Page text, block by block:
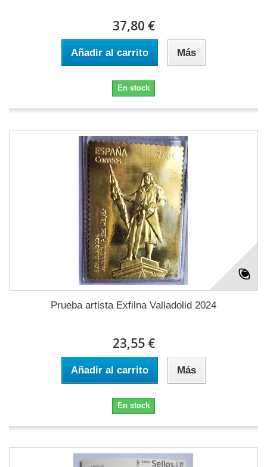
37,80 €
Añadir al carrito Más
En stock
Prueba artista Exfilna Valladolid 2024
23,55 €
Añadir al carrito Más
En stock